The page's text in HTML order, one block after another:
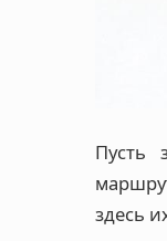
Пусть
здесь